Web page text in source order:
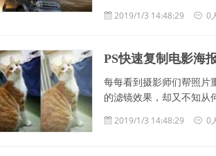
2019/1/3 14:48:29 0
PS快速复制电影海
每每看到摄影师们帮照片
的滤镜效果，却又不知从
2019/1/3 14:48:29 0